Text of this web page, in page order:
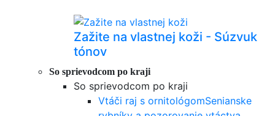
Zažite na vlastnej koži - Súzvuk
tónov
So sprievodcom po kraji
So sprievodcom po kraji
Vtáči raj s ornitológomSenianske